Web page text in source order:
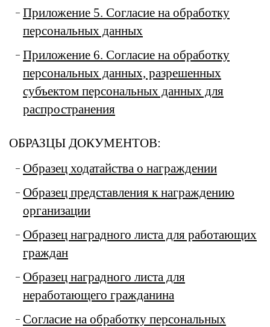
Приложение 5. Согласие на обработку
персональных данных
Приложение 6. Согласие на обработку
персональных данных, разрешенных
субъектом персональных данных для
распространения
ОБРАЗЦЫ ДОКУМЕНТОВ:
Образец ходатайства о награждении
Образец представления к награждению
организации
Образец наградного листа для работающих
граждан
Образец наградного листа для
неработающего гражданина
Согласие на обработку персональных